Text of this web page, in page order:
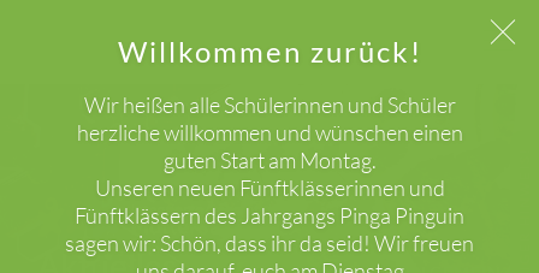
Willkommen zurück!
Wir heißen alle Schülerinnen und Schüler
herzliche willkommen und wünschen einen
guten Start am Montag.
Unseren neuen Fünftklässerinnen und
Fünftklässern des Jahrgangs Pinga Pinguin
sagen wir: Schön, dass ihr da seid! Wir freuen